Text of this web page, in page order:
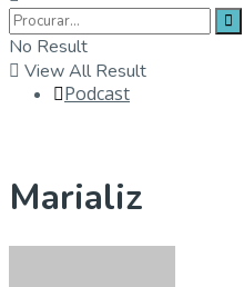
Contactos
Podcast
No Result
View All Result
Marializ